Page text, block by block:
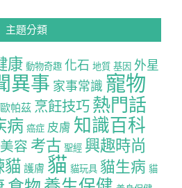
主題分類
康 動物奇趣 化石 地質 基因 外星
異事 家事常識 寵物
歐帕茲 烹飪技巧 熱門話
病 癌症 皮膚 知識百科
美容 考古 聖經 興趣時尚
貓 護膚 貓 貓玩具 貓生病 貓